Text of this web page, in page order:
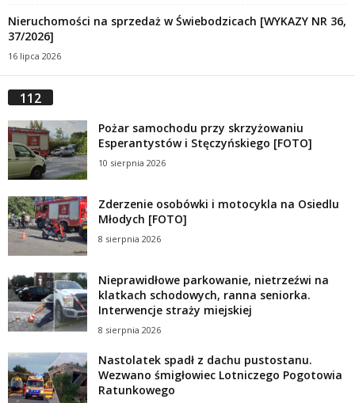
Nieruchomości na sprzedaż w Świebodzicach [WYKAZY NR 36,
37/2026]
16 lipca 2026
112
Pożar samochodu przy skrzyżowaniu
Esperantystów i Stęczyńskiego [FOTO]
10 sierpnia 2026
Zderzenie osobówki i motocykla na Osiedlu
Młodych [FOTO]
8 sierpnia 2026
Nieprawidłowe parkowanie, nietrzeźwi na
klatkach schodowych, ranna seniorka.
Interwencje straży miejskiej
8 sierpnia 2026
Nastolatek spadł z dachu pustostanu.
Wezwano śmigłowiec Lotniczego Pogotowia
Ratunkowego